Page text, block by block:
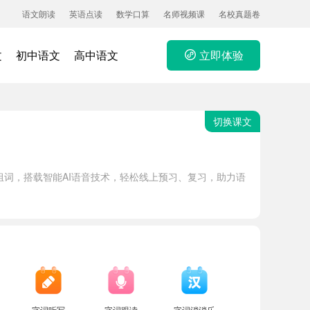
语文朗读 英语点读 数学口算 名师视频课 名校真题卷
初中语文 高中语文 立即体验
，搭载智能AI语音技术，轻松线上预习、复习，助力语
切换课文